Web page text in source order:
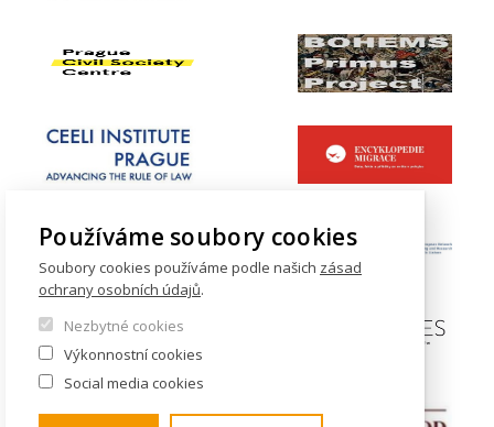
Používáme soubory cookies
Soubory cookies používáme podle našich zásad
ochrany osobních údajů.
Nezbytné cookies
Výkonnostní cookies
Social media cookies